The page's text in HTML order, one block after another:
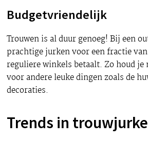
Budgetvriendelijk
Trouwen is al duur genoeg! Bij een
prachtige jurken voor een fractie
reguliere winkels betaalt. Zo houd je
voor andere leuke dingen zoals de
decoraties.
Trends in